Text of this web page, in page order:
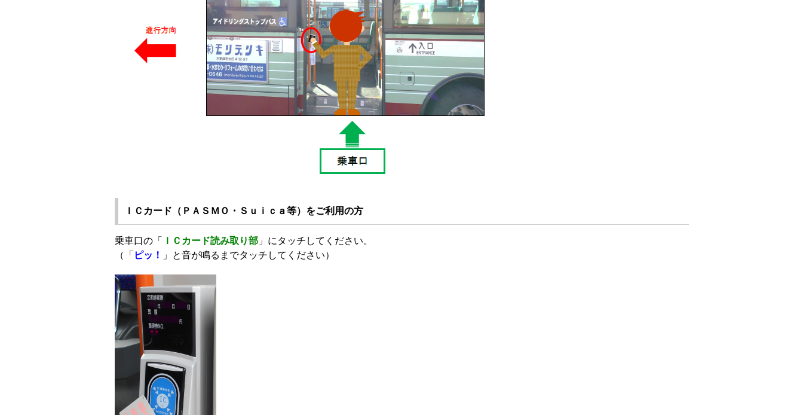
ＩＣカード（ＰＡＳＭＯ・Ｓｕｉｃａ等）をご利用の方
乗車口の「 ＩＣカード読み取り部」にタッチしてください。
（「 ピッ！ 」と音が鳴るまでタッチしてください）